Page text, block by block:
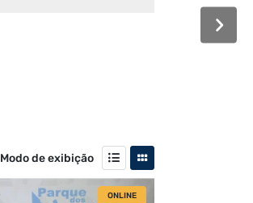
Modo de exibição
ONLINE